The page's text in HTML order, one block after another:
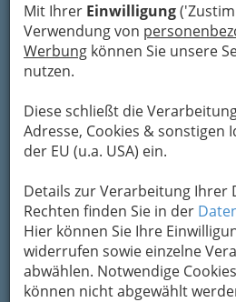
Mit Ihrer Einwilligung
Verwendung von
Werbung können Sie unsere
nutzen.
Diese schließt die
Adresse, Cookies & sonstigen
der EU (u.a. USA) ein.
Details zur Verarbeitung Ihrer
Rechten finden Sie in der
Hier können Sie Ihre
widerrufen sowie einzelne
abwählen. Notwendige
können nicht abgewählt
charismatische Locations.
Sie stets aktuell, wann
stattfindet. So können Sie im
Sie Ihre Freizeitgestaltung mit
Renaissance der
Kinowelt? Totgesagte
länger!